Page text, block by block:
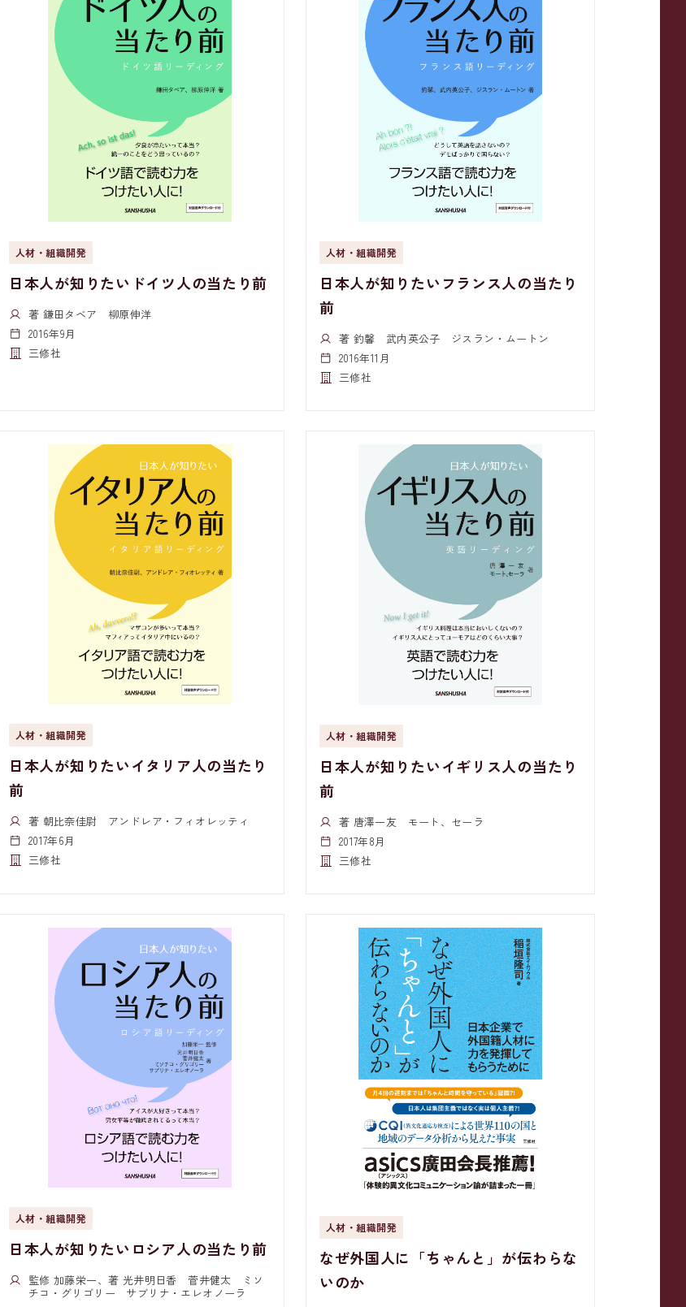
人材・組織開発
日本人が知りたいドイツ人の当たり前
著 鎌田タベア 柳原伸洋
2016年9月
三修社
人材・組織開発
日本人が知りたいフランス人の当たり
前
著 釣馨 武内英公子 ジスラン・ムートン
2016年11月
三修社
人材・組織開発
日本人が知りたいイタリア人の当たり
前
著 朝比奈佳尉 アンドレア・フィオレッティ
2017年6月
三修社
人材・組織開発
日本人が知りたいイギリス人の当たり
前
著 唐澤一友 モート、セーラ
2017年8月
三修社
人材・組織開発
日本人が知りたいロシア人の当たり前
監修 加藤栄一、著 光井明日香 菅井健太 ミソ
チコ・グリゴリー サブリナ・エレオノーラ
人材・組織開発
なぜ外国人に「ちゃんと」が伝わらな
いのか